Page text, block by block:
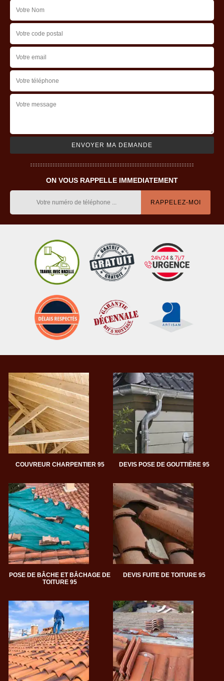
ON VOUS RAPPELLE IMMEDIATEMENT
COUVREUR CHARPENTIER 95 DEVIS POSE DE GOUTTIÈRE 95
POSE DE BÂCHE ET BÂCHAGE DE
TOITURE 95
DEVIS FUITE DE TOITURE 95